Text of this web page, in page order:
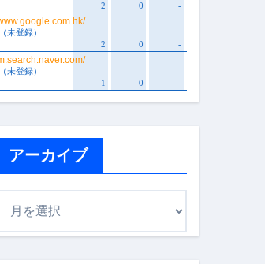
アーカイブ